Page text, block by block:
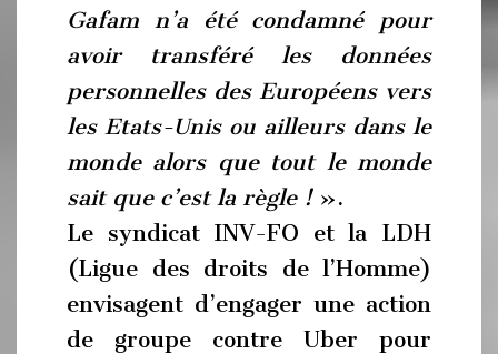
Gafam n’a été condamné pour
avoir transféré les données
personnelles des Européens vers
les Etats-Unis ou ailleurs dans le
monde alors que tout le monde
sait que c’est la règle !».
Le syndicat INV-FO et la LDH
(Ligue des droits de l’Homme)
envisagent d’engager une action
de groupe contre Uber pour